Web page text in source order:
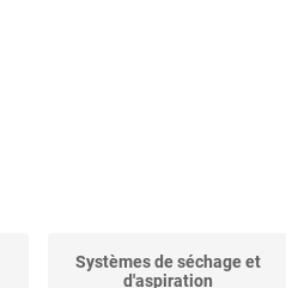
Systèmes de séchage et
d'aspiration